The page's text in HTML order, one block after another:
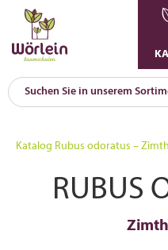
Katalog Rubus odoratus –
RUBUS